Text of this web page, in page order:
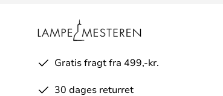
Gratis fragt fra 499,-kr.
30 dages returret